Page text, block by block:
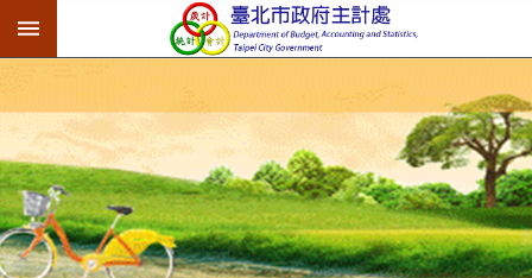
跳到主要內容區塊